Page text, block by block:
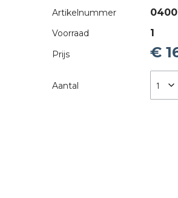
Artikelnummer
Voorraad 1
Prijs €
Aantal